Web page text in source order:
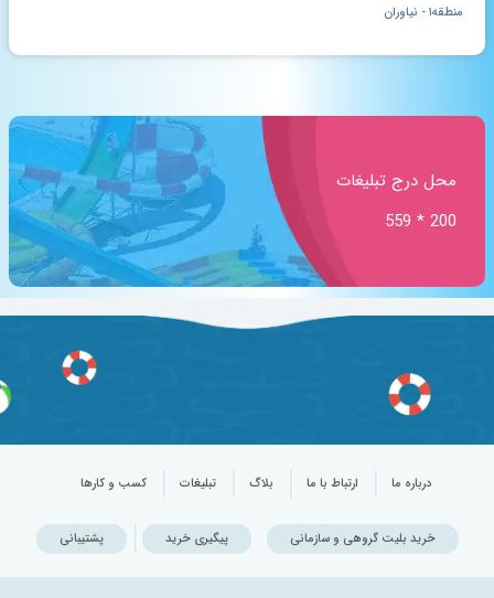
منطقه۱ - نیاوران
محل درج تبلیغات
200 * 559
درباره ما ارتباط با ما بلاگ تبلیغات کسب و کارها
خرید بلیت گروهی و سازمانی پیگیری خرید پشتیبانی